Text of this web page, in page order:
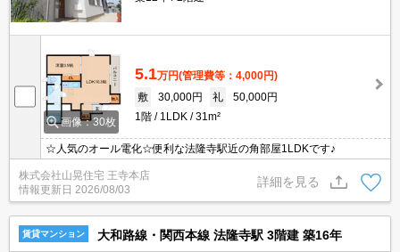
画像：30枚
5.1万円(管理費等：4,000円)
敷
30,000円 礼
50,000円
1階
1LDK 31m²
☆人気のオール電化☆便利な法隆寺駅近の角部屋1LDKです♪
株式会社山晃住宅 王寺本店
情報更新日 2026/08/03
詳細を見る
賃貸マンション 大和路線・関西本線 法隆寺駅 3階建 築16年